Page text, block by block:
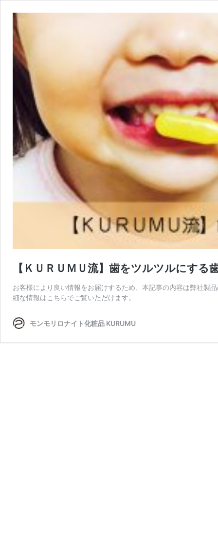
【ＫＵＲＵＭＵ流】歯をツルツルにする
お客様により良い情報をお届けするため、本記事の内容は弊社製
細な情報はこちらでご覧いただけます。
モンモリロナイト化粧品 KURUMU